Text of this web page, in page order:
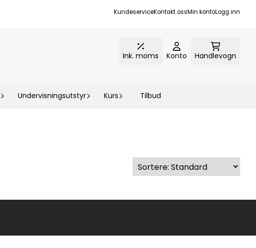
KundeserviceKontakt ossMin kontoLogg inn
Ink. moms Konto Handlevogn
Undervisningsutstyr Kurs Tilbud